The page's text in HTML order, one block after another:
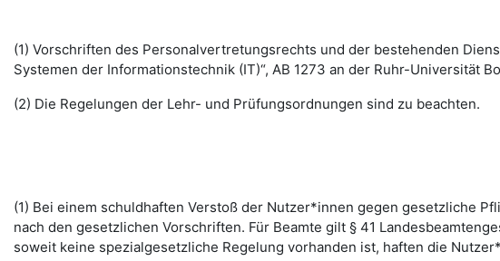
(1) Vorschriften des Personalvertretungsrechts und der bestehenden
Systemen der Informationstechnik (IT)“, AB 1273 an der Ruhr-
(2) Die Regelungen der Lehr- und Prüfungsordnungen sind zu beachten.
(1) Bei einem schuldhaften Verstoß der Nutzer*innen gegen gesetzliche
nach den gesetzlichen Vorschriften. Für Beamte gilt § 41
soweit keine spezialgesetzliche Regelung vorhanden ist, haften die